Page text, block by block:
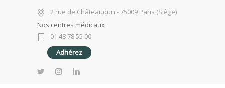
2 rue de Châteaudun - 75009 Paris (Siège)
Nos centres médicaux
01 48 78 55 00
Adhérez